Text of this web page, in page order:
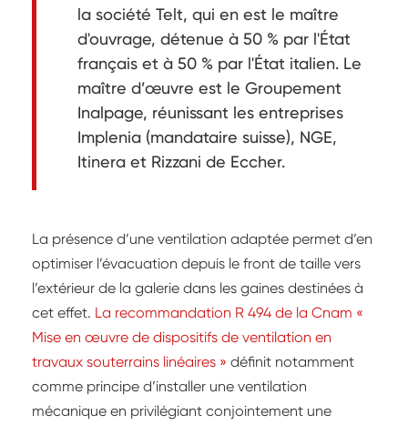
la société Telt, qui en est le maître
d'ouvrage, détenue à 50 % par l'État
français et à 50 % par l'État italien. Le
maître d’œuvre est le Groupement
Inalpage, réunissant les entreprises
Implenia (mandataire suisse), NGE,
Itinera et Rizzani de Eccher.
La présence d’une ventilation adaptée permet d’en
optimiser l’évacuation depuis le front de taille vers
l’extérieur de la galerie dans les gaines destinées à
cet effet. La recommandation R 494 de la Cnam
Mise en œuvre de dispositifs de ventilation en
travaux souterrains linéaires
définit notamment
comme principe d’installer une ventilation
mécanique en privilégiant conjointement une